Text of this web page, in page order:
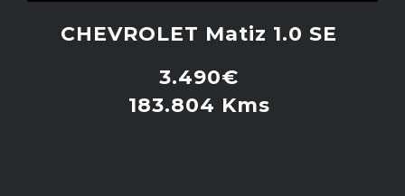
CONTACTO
CHEVROLET Matiz 1.0 SE
3.490€
183.804 Kms